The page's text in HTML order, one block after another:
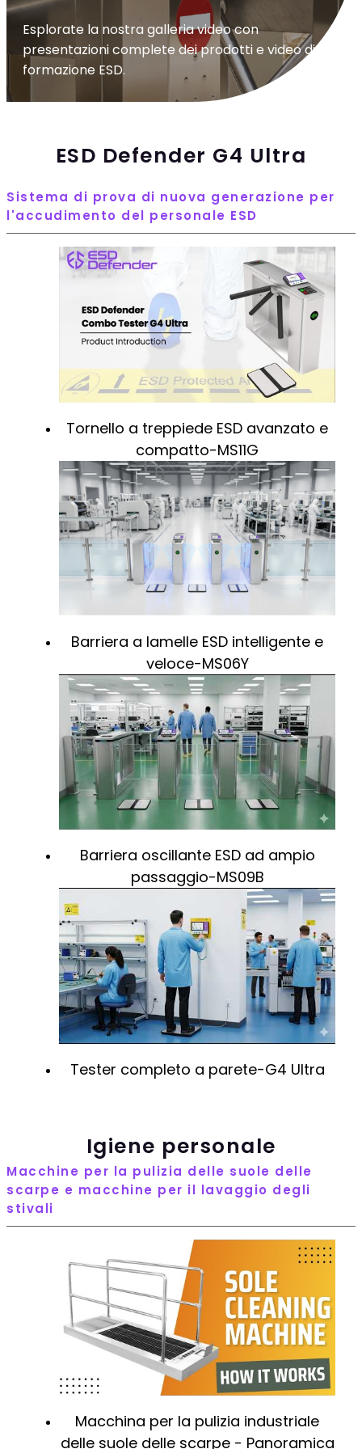
Esplorate la nostra galleria video con
presentazioni complete dei prodotti e video di
formazione ESD.
ESD Defender G4 Ultra
Sistema di prova di nuova generazione per
l'accudimento del personale ESD
Tornello a treppiede ESD avanzato e
compatto-MS11G
Barriera a lamelle ESD intelligente e
veloce-MS06Y
Barriera oscillante ESD ad ampio
passaggio-MS09B
Tester completo a parete-G4 Ultra
Igiene personale
Macchine per la pulizia delle suole delle
scarpe e macchine per il lavaggio degli
stivali
Macchina per la pulizia industriale
delle suole delle scarpe - Panoramica